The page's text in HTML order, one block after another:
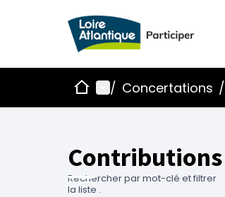
AccueilMenu principal
/ Concertations /
Contributions
Rechercher par mot-clé et filtrer
la liste .